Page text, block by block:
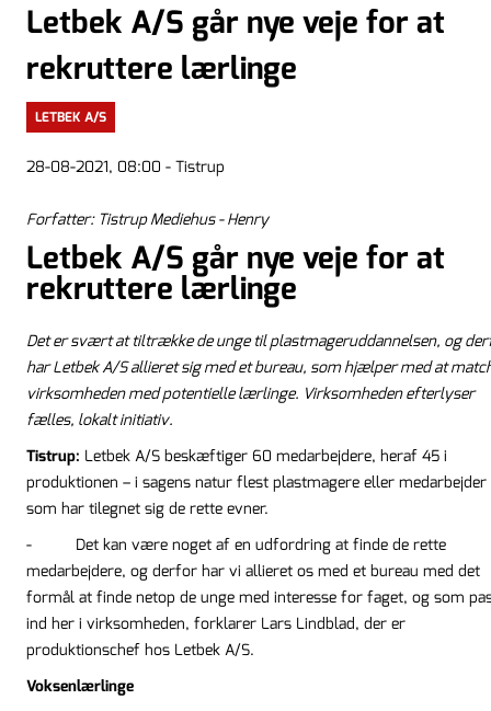
Letbek A/S går nye veje for at
rekruttere lærlinge
LETBEK A/S
28-08-2021, 08:00 - Tistrup
Forfatter: Tistrup Mediehus - Henry
Letbek A/S går nye veje for at
rekruttere lærlinge
Det er svært at tiltrække de unge til plastmageruddannelsen, og
har Letbek A/S allieret sig med et bureau, som hjælper med at
virksomheden med potentielle lærlinge. Virksomheden efterlyser
fælles, lokalt initiativ.
Tistrup: Letbek A/S beskæftiger 60 medarbejdere, heraf 45 i
produktionen – i sagens natur flest plastmagere eller medarbejder
som har tilegnet sig de rette evner.
- Det kan være noget af en udfordring at finde de rette
medarbejdere, og derfor har vi allieret os med et bureau med det
formål at finde netop de unge med interesse for faget, og som
ind her i virksomheden, forklarer Lars Lindblad, der er
produktionschef hos Letbek A/S.
Voksenlærlinge